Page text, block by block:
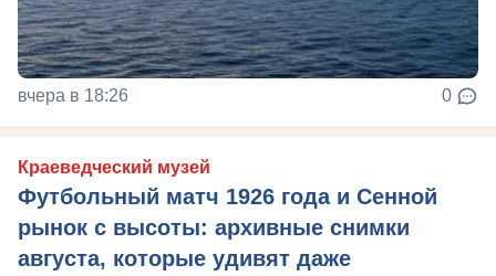
вчера в 18:26 0
Краеведческий музей
Футбольный матч 1926 года и Сенной
рынок с высоты: архивные снимки
августа, которые удивят даже